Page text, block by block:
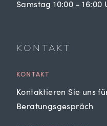
Samstag 10:00 - 16:00
KONTAKT
KONTAKT
Kontaktieren Sie uns
Beratungsgespräch